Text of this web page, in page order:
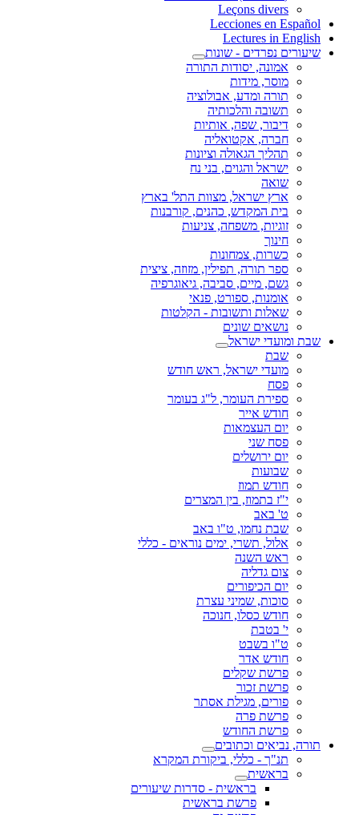
Leçons divers
Lecciones en Español
Lectures in English
שיעורים נפרדים - שונות
אמונה, יסודות התורה
מוסר, מידות
תורה ומדע, אבולוציה
תשובה והלכותיה
דיבור, שפה, אותיות
חברה, אקטואליה
תהליך הגאולה וציונות
ישראל והגוים, בני נח
שואה
ארץ ישראל, מצוות התל' בארץ
בית המקדש, כהנים, קורבנות
זוגיות, משפחה, צניעות
חינוך
כשרות, צמחונות
ספר תורה, תפילין, מזוזה, ציצית
גשם, מיים, סביבה, גיאוגרפיה
אומנות, ספורט, פנאי
שאלות ותשובות - הקלטות
נושאים שונים
שבת ומועדי ישראל
שבת
מועדי ישראל, ראש חודש
פסח
ספירת העומר, ל"ג בעומר
חודש אייר
יום העצמאות
פסח שני
יום ירושלים
שבועות
חודש תמוז
י"ז בתמוז, בין המצרים
ט' באב
שבת נחמו, ט"ו באב
אלול, תשרי, ימים נוראים - כללי
ראש השנה
צום גדליה
יום הכיפורים
סוכות, שמיני עצרת
חודש כסלו, חנוכה
י' בטבת
ט"ו בשבט
חודש אדר
פרשת שקלים
פרשת זכור
פורים, מגילת אסתר
פרשת פרה
פרשת החודש
תורה, נביאים וכתובים
תנ"ך - כללי, ביקורת המקרא
בראשית
בראשית - סדרות שיעורים
פרשת בראשית